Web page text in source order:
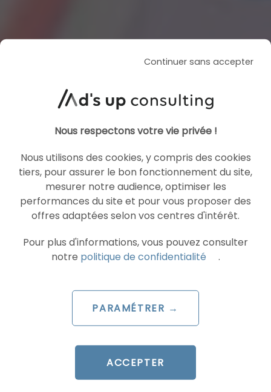
Continuer sans accepter
Nous respectons votre vie privée !
Nous utilisons des cookies, y compris des cookies
tiers, pour assurer le bon fonctionnement du site,
mesurer notre audience, optimiser les
performances du site et pour vous proposer des
offres adaptées selon vos centres d'intérêt.
Pour plus d'informations, vous pouvez consulter
notre politique de confidentialité .
PARAMÉTRER →
ACCEPTER